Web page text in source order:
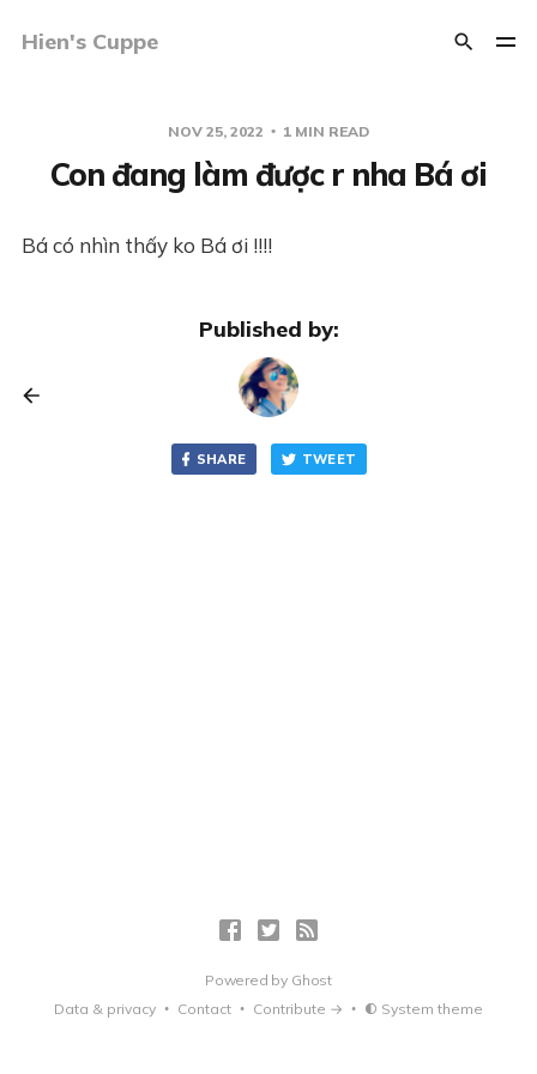
Hien's Cuppe
NOV 25, 2022 1 MIN READ
Con đang làm được r nha Bá ơi
Bá có nhìn thấy ko Bá ơi !!!!
Published by:
SHARE TWEET
Powered by Ghost
Data & privacy
Contact Contribute → System theme